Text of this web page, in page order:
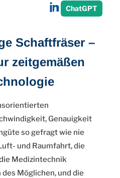
Share
on
ChatGPT
Schaftfräser –
zeitgemäßen
Genauigkeit
so gefragt wie nie
und Raumfahrt, die
Medizintechnik
Möglichen, und die